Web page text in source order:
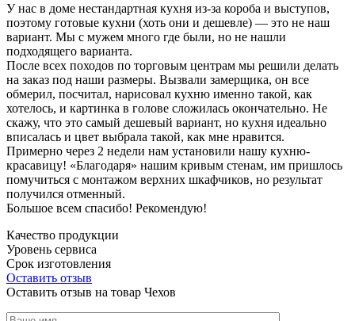
У нас в доме нестандартная кухня из-за короба и выступов,
поэтому готовые кухни (хоть они и дешевле) — это не наш
вариант. Мы с мужем много где были, но не нашли
подходящего варианта.
После всех походов по торговым центрам мы решили делать
на заказ под наши размеры. Вызвали замерщика, он все
обмерил, посчитал, нарисовал кухню именно такой, как
хотелось, и картинка в голове сложилась окончательно. Не
скажу, что это самый дешевый вариант, но кухня идеально
вписалась и цвет выбрала такой, как мне нравится.
Примерно через 2 недели нам установили нашу кухню-
красавицу! «Благодаря» нашим кривым стенам, им пришлось
помучиться с монтажом верхних шкафчиков, но результат
получился отменный.
Большое всем спасибо! Рекомендую!
Качество продукции
Уровень сервиса
Срок изготовления
Оставить отзыв
Оставить отзыв на товар Чехов